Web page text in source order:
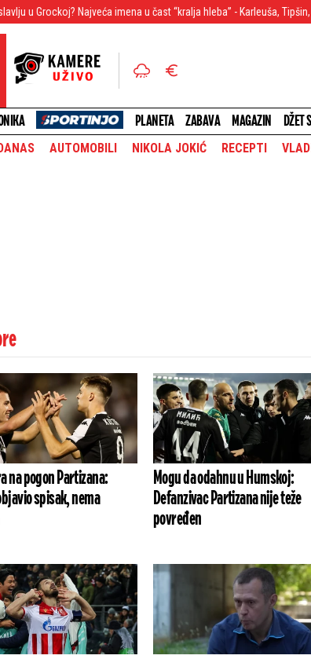
imena u čast “kralja hleba” - Karleuša, Tipšin, pa onda
PLANETA ZABAVA MAGAZIN DŽET
AUTOMOBILI NIKOLA JOKIĆ RECEPTI
na pogon Partizana:
spisak, nema
Mogu da odahnu u Humskoj:
Defanzivac Partizana nije teže
povređen